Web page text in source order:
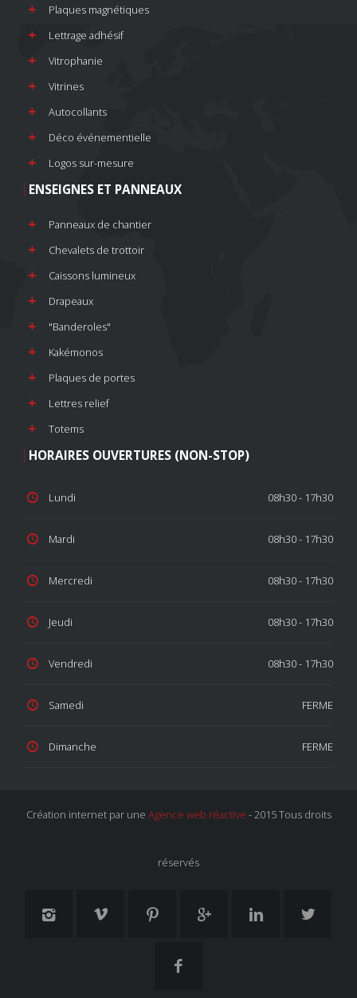
Plaques magnétiques
Lettrage adhésif
Vitrophanie
Vitrines
Autocollants
Déco événementielle
Logos sur-mesure
ENSEIGNES ET PANNEAUX
Panneaux de chantier
Chevalets de trottoir
Caissons lumineux
Drapeaux
"Banderoles"
Kakémonos
Plaques de portes
Lettres relief
Totems
HORAIRES OUVERTURES (NON-STOP)
Lundi 08h30 - 17h30
Mardi 08h30 - 17h30
Mercredi 08h30 - 17h30
Jeudi 08h30 - 17h30
Vendredi 08h30 - 17h30
Samedi FERME
Dimanche FERME
Création internet par une Agence web réactive - 2015 Tous droits
réservés